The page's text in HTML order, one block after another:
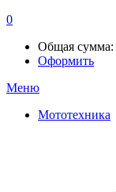
0
Общая сумма:
Оформить
Меню
Мототехника